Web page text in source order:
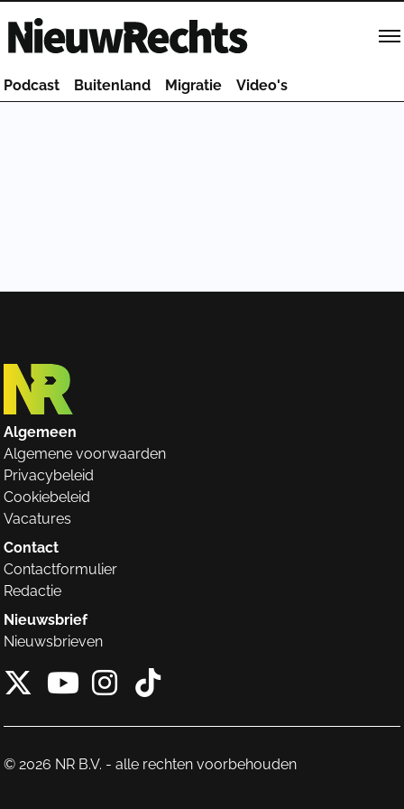
Homepage van NieuwRechts
Podcast Buitenland Migratie Video's
Algemeen
Algemene voorwaarden
Privacybeleid
Cookiebeleid
Vacatures
Contact
Contactformulier
Redactie
Nieuwsbrief
Nieuwsbrieven
X van NieuwRechts
Instagram van
Tiktok van
© 2026 NR B.V. - alle rechten voorbehouden